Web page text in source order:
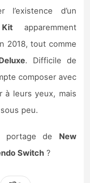
l’existence d’un
apparemment
2018, tout comme
. Difficile de
composer avec
à leurs yeux, mais
peu.
portage de New
Switch ?